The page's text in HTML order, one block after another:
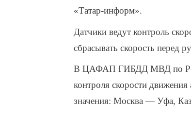
«Татар-информ».
Датчики ведут контроль
сбрасывать скорость перед
В ЦАФАП ГИБДД МВД по
контроля скорости движения
значения: Москва — Уфа,